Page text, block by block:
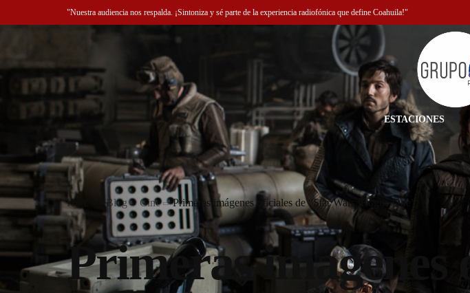
"Nuestra audiencia nos respalda. ¡Sintoniza y sé parte de la experiencia radiofónica que define Coahuila!"
ESTACIONES
Home Blog Cine Primeras imágenes oficiales de “Star Wars: Rogue One”
Primeras imágenes